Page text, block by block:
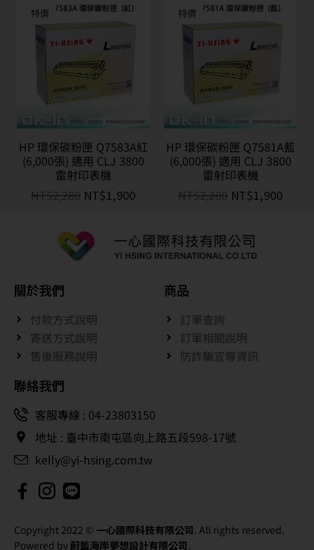
特價
HP 環保碳粉匣 Q7583A紅
(6,000張) 適用 CLJ 3800
雷射印表機
NT$2,280 NT$1,900
特價
HP 環保碳粉匣 Q7581A藍
(6,000張) 適用 CLJ 3800
雷射印表機
NT$2,280 NT$1,900
關於我們
付款方式說明
寄送方式說明
售後服務說明
商品
訂單查詢
訂單相關說明
防詐騙宣導資訊
聯絡我們
客服專線 : 04-23803150
地址 : 臺中市南屯區向上路五段598-17號
kelly@yi-hsing.com.tw
Copyright 2022 © 一心國際科技有限公司. All rights reserved.
Powered by 蔚藍海岸夢想設計有限公司.